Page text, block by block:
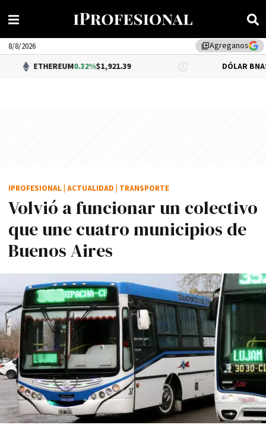
library_addAgreganos
8/8/2026
0.32%$1,921.39 DÓLAR BNA $1,520.00
Volvió a funcionar un colectivo
que une cuatro municipios de
Buenos Aires
IPROFESIONAL ACTUALIDAD TRANSPORTE